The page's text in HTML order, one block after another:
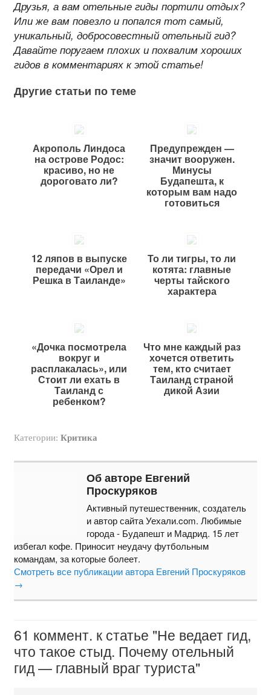
Друзья, а вам отельные гиды портили отдых?
Или же вам повезло и попался тот самый,
уникальный, добросовестный отельный гид?
Давайте поругаем плохих и похвалим хороших
гидов в комментариях к этой статье!
Другие статьи по теме
Акрополь Линдоса
на острове Родос:
красиво, но не
дороговато ли?
Предупрежден —
значит вооружен.
Минусы
Будапешта, к
которым вам надо
готовиться
12 ляпов в выпуске
передачи «Орел и
Решка в Таиланде»
То ли тигры, то ли
котята: главные
черты тайского
характера
«Дочка посмотрела
вокруг и
расплакалась», или
Стоит ли ехать в
Таиланд с
ребенком?
Что мне каждый раз
хочется ответить
тем, кто считает
Таиланд страной
дикой Азии
Категории: Критика
Об авторе Евгений
Проскуряков
Активный путешественник, создатель
и автор сайта Уехали.com. Любимые
города - Будапешт и Мадрид. 15 лет
избегал кофе. Приносит неудачу футбольным
командам, за которые болеет.
Смотреть все публикации автора Евгений Проскуряков
→
61 коммент. к статье "Не ведает гид,
что такое стыд. Почему отельный
гид — главный враг туриста"